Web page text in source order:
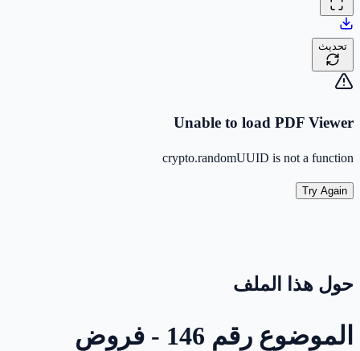
تحديث
Unable to load PDF Viewer
crypto.randomUUID is not a function
Try Again
حول هذا الملف
الموضوع رقم 146 - فروض